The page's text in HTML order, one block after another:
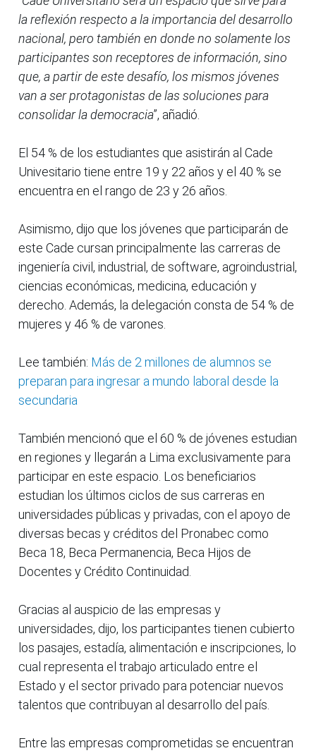
la reflexión respecto a la importancia del desarrollo
nacional, pero también en donde no solamente los
participantes son receptores de información, sino
que, a partir de este desafío, los mismos jóvenes
van a ser protagonistas de las soluciones para
consolidar la democracia”, añadió.
El 54 % de los estudiantes que asistirán al Cade
Univesitario tiene entre 19 y 22 años y el 40 % se
encuentra en el rango de 23 y 26 años.
Asimismo, dijo que los jóvenes que participarán de
este Cade cursan principalmente las carreras de
ingeniería civil, industrial, de software, agroindustrial,
ciencias económicas, medicina, educación y
derecho. Además, la delegación consta de 54 % de
mujeres y 46 % de varones.
Lee también: Más de 2 millones de alumnos se
preparan para ingresar a mundo laboral desde la
secundaria
También mencionó que el 60 % de jóvenes estudian
en regiones y llegarán a Lima exclusivamente para
participar en este espacio. Los beneficiarios
estudian los últimos ciclos de sus carreras en
universidades públicas y privadas, con el apoyo de
diversas becas y créditos del Pronabec como
Beca 18, Beca Permanencia, Beca Hijos de
Docentes y Crédito Continuidad.
Gracias al auspicio de las empresas y
universidades, dijo, los participantes tienen cubierto
los pasajes, estadía, alimentación e inscripciones, lo
cual representa el trabajo articulado entre el
Estado y el sector privado para potenciar nuevos
talentos que contribuyan al desarrollo del país.
Entre las empresas comprometidas se encuentran